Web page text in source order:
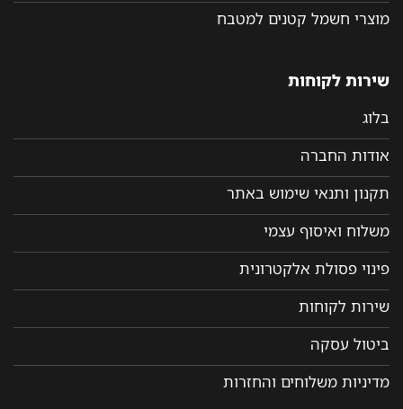
מוצרי חשמל קטנים למטבח
שירות לקוחות
בלוג
אודות החברה
תקנון ותנאי שימוש באתר
משלוח ואיסוף עצמי
פינוי פסולת אלקטרונית
שירות לקוחות
ביטול עסקה
מדיניות משלוחים והחזרות